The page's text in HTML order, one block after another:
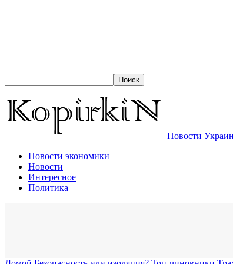
Новости
Новости экономики
Новости
Интересное
Политика